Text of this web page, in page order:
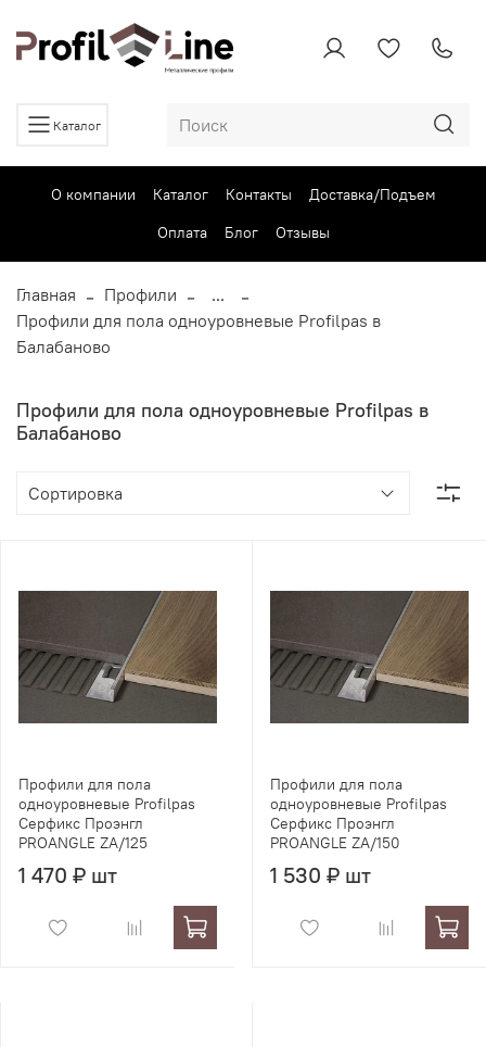
Каталог
О компании Каталог Контакты
Доставка/Подъем
Оплата
Блог Отзывы
Главная Профили
...
Профили для пола одноуровневые Profilpas в
Балабаново
Профили для пола одноуровневые Profilpas в
Балабаново
Профили для пола
одноуровневые Profilpas
Серфикс Проэнгл
PROANGLE ZA/125
1 470 ₽ шт
Профили для пола
одноуровневые Profilpas
Серфикс Проэнгл
PROANGLE ZA/150
1 530 ₽ шт